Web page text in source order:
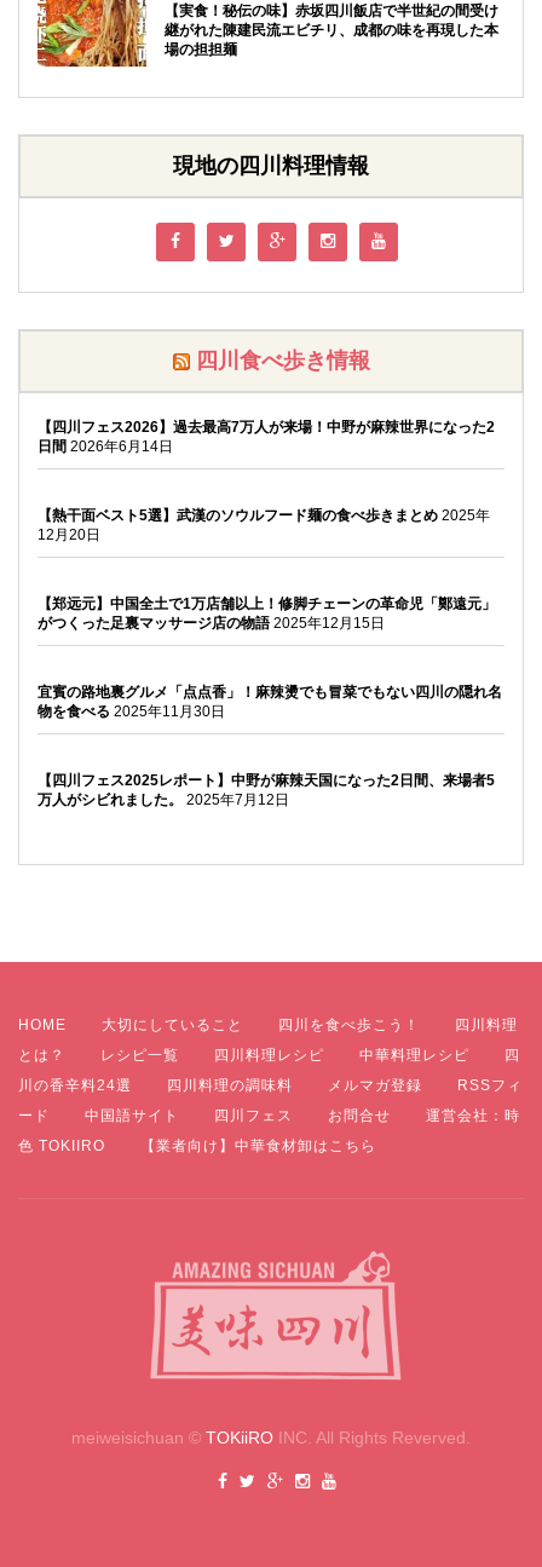
【実食！秘伝の味】赤坂四川飯店で半世紀の間受け
継がれた陳建民流エビチリ、成都の味を再現した本
場の担担麺
現地の四川料理情報
四川食べ歩き情報
【四川フェス2026】過去最高7万人が来場！中野が麻辣世界になった2
日間 2026年6月14日
【熱干面ベスト5選】武漢のソウルフード麺の食べ歩きまとめ 2025年
12月20日
【郑远元】中国全土で1万店舗以上！修脚チェーンの革命児「鄭遠元」
がつくった足裏マッサージ店の物語 2025年12月15日
宜賓の路地裏グルメ「点点香」！麻辣燙でも冒菜でもない四川の隠れ名
物を食べる 2025年11月30日
【四川フェス2025レポート】中野が麻辣天国になった2日間、来場者5
万人がシビれました。
2025年7月12日
HOME 大切にしていること 四川を食べ歩こう！
四川料理
とは？
レシピ一覧 四川料理レシピ 中華料理レシピ
四
川の香辛料24選
四川料理の調味料 メルマガ登録
RSSフィ
ード
中国語サイト 四川フェス お問合せ
運営会社：時
色 TOKIIRO
【業者向け】中華食材卸はこちら
meiweisichuan © TOKiiRO INC. All Rights Reverved.